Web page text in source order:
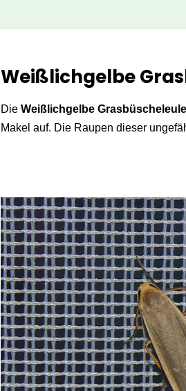
Weißlichgelbe
Die Weißlichgelbe Grasbüscheleule
Makel auf. Die Raupen dieser